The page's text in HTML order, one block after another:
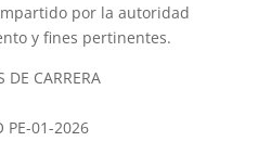
por la autoridad
y fines pertinentes.
CARRERA
PE-01-2026